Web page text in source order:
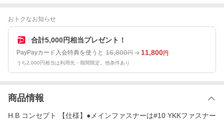
おトクなお知らせ
合計5,000円相当プレゼント！
PayPayカード入会特典を使うと 16,800円 11,800円
うち2,000円相当は利用先・期間限定。他条件あり
商品情報
H.B コンセプト 【仕様】●メインファスナーは#10 YKKファスナー